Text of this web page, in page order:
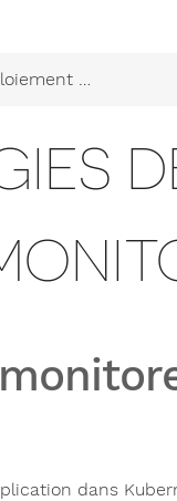
monitoring
dans